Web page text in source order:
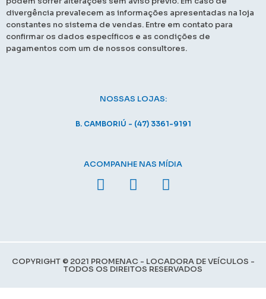
divergência prevalecem as informações apresentadas na loja
constantes no sistema de vendas. Entre em contato para
confirmar os dados específicos e as condições de
pagamentos com um de nossos consultores.
NOSSAS LOJAS:
B. CAMBORIÚ - (47) 3361-9191
ACOMPANHE NAS MÍDIA
COPYRIGHT © 2021 PROMENAC - LOCADORA DE VEÍCULOS -
TODOS OS DIREITOS RESERVADOS